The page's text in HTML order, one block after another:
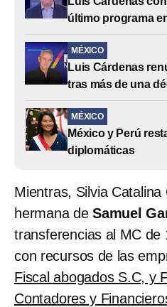
último programa
MÉXICO
Luis Cárdenas
tras más de una
MÉXICO
México y Perú
diplomáticas
Mientras, Silvia
hermana deSamuel
transferencias al MC de
con recursos de las
Fiscal abogados S.C, y
Contadores y